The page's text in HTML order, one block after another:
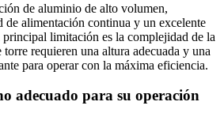
de aluminio de alto volumen,
de alimentación continua y un excelente
limitación es la complejidad de la
requieren una altura adecuada y una
para operar con la máxima eficiencia.
adecuado para su operación